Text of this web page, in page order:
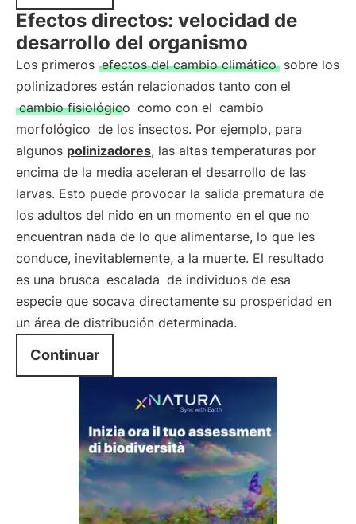
Efectos directos: velocidad de
desarrollo del organismo
Los primeros efectos del cambio climático sobre los
polinizadores están relacionados tanto con el
cambio fisiológico como con el cambio
morfológico de los insectos. Por ejemplo, para
algunos polinizadores, las altas temperaturas por
encima de la media aceleran el desarrollo de las
larvas. Esto puede provocar la salida prematura de
los adultos del nido en un momento en el que no
encuentran nada de lo que alimentarse, lo que les
conduce, inevitablemente, a la muerte. El resultado
es una brusca escalada de individuos de esa
especie que socava directamente su prosperidad en
un área de distribución determinada.
Continuar